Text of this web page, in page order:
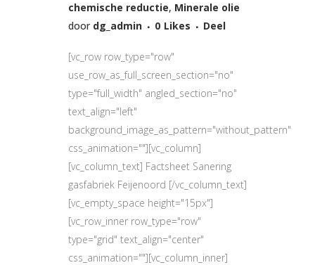
chemische reductie, Minerale olie
door dg_admin 0 Likes Deel
[vc_row row_type="row"
use_row_as_full_screen_section="no"
type="full_width" angled_section="no"
text_align="left"
background_image_as_pattern="without_pattern"
css_animation=""][vc_column]
[vc_column_text] Factsheet Sanering
gasfabriek Feijenoord [/vc_column_text]
[vc_empty_space height="15px"]
[vc_row_inner row_type="row"
type="grid" text_align="center"
css_animation=""][vc_column_inner]